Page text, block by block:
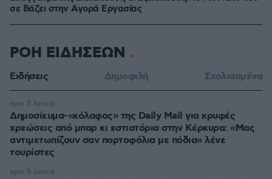
σε Bάζει στην Aγορά Eργασίας
ΡΟΗ ΕΙΔΗΣΕΩΝ
Ειδήσεις Δημοφιλή Σχολιασμένα
Δημοσίευμα-«κόλαφος» της Daily Mail για κρυφές
χρεώσεις από μπαρ κι εστιατόρια στην Κέρκυρα: «Μας
αντιμετωπίζουν σαν πορτοφόλια με πόδια» λένε
τουρίστες
πριν 5 λεπτά
πριν 5 λεπτά